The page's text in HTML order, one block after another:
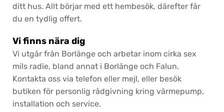
ditt hus. Allt börjar med ett hembesök, därefter får
du en tydlig offert.
Vi finns nära dig
Vi utgår från Borlänge och arbetar inom cirka sex
mils radie, bland annat i Borlänge och Falun.
Kontakta oss via telefon eller mejl, eller besök
butiken för personlig rådgivning kring värmepump,
installation och service.